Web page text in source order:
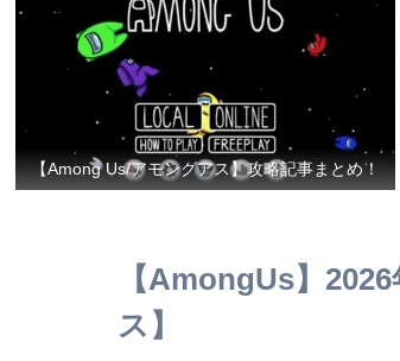
【Among Us/アモングアス】攻略記事まとめ！
【AmongUs】
ス】